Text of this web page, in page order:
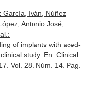
García, Iván, Núñez
Antonio José,
of implants with aced-
study. En: Clinical
Vol. 28. Núm. 14. Pag.